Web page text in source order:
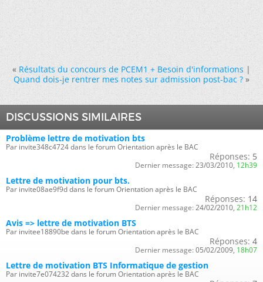
« Résultats du concours de PCEM1 + Besoin d'informations|
Quand dois-je rentrer mes notes sur admission post-bac ? »
DISCUSSIONS SIMILAIRES
Problème lettre de motivation bts
Par invite348c4724 dans le forum Orientation après le BAC
Réponses: 5
Dernier message: 23/03/2010, 12h39
Lettre de motivation pour bts.
Par invite08ae9f9d dans le forum Orientation après le BAC
Réponses: 14
Dernier message: 24/02/2010, 21h12
Avis => lettre de motivation BTS
Par invitee18890be dans le forum Orientation après le BAC
Réponses: 4
Dernier message: 05/02/2009, 18h07
Lettre de motivation BTS Informatique de gestion
Par invite7e074232 dans le forum Orientation après le BAC